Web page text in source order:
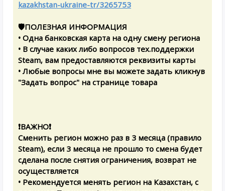
kazakhstan-ukraine-tr/3265753
🛡️ПОЛЕЗНАЯ ИНФОРМАЦИЯ
• Одна банковская карта на одну смену региона
• В случае каких либо вопросов тех.поддержки
Steam, вам предоставляются реквизиты карты
• Любые вопросы мне вы можете задать кликнув
"Задать вопрос" на странице товара
❗️ВАЖНО❗️
Сменить регион можно раз в 3 месяца (правило
Steam), если 3 месяца не прошло то смена будет
сделана после снятия ограничения, возврат не
осуществляется
• Рекомендуется менять регион на Казахстан, с